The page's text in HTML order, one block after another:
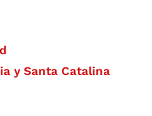
y Santa Catalina